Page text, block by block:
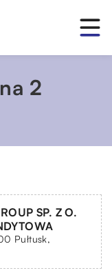
2
SP. Z O.
Pułtusk,